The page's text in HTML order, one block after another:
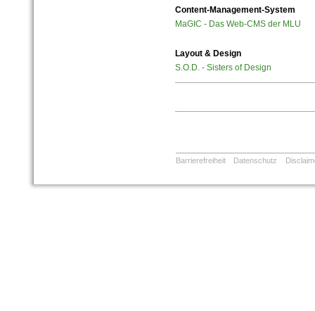
Content-Management-System
MaGIC - Das Web-CMS der MLU
Layout & Design
S.O.D. - Sisters of Design
Barrierefreiheit Datenschutz